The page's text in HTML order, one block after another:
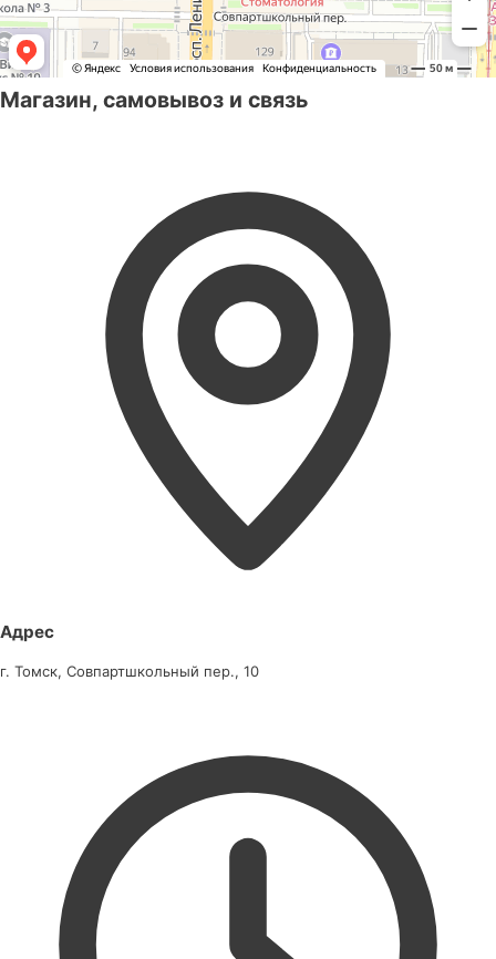
Магазин, самовывоз и связь
Адрес
г. Томск, Совпартшкольный пер., 10